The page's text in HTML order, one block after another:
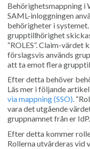
Behörighetsmappning i
SAML-inloggningen
behörigheter i
grupptillhörighet
“ROLES”. Claim-värdet
förslagsvis används
att ta emot flera
Efter detta behöver
Läs mer i följande
via mappning (SSO).
vara det utgående
gruppnamnet från er IdP.
Efter detta kommer
Rollerna utvärderas vid